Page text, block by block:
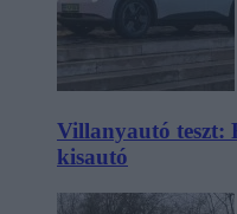
Villanyautó teszt:
kisautó